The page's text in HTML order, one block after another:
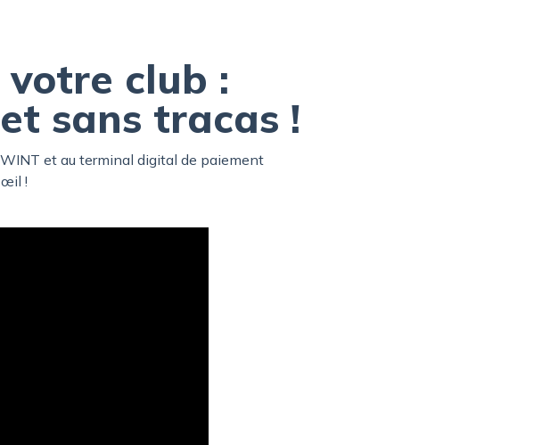
club :
et sans tracas !
et au terminal digital de paiement
!